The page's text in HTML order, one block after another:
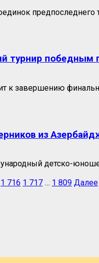
турнир победным
к завершению
из
детско-
1 716 1 717 … 1 809 Далее